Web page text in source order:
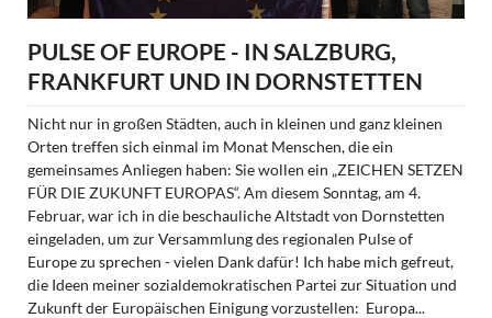
PULSE OF EUROPE - IN SALZBURG,
FRANKFURT UND IN DORNSTETTEN
Nicht nur in großen Städten, auch in kleinen und ganz kleinen
Orten treffen sich einmal im Monat Menschen, die ein
gemeinsames Anliegen haben: Sie wollen ein „ZEICHEN SETZEN
FÜR DIE ZUKUNFT EUROPAS“. Am diesem Sonntag, am 4.
Februar, war ich in die beschauliche Altstadt von Dornstetten
eingeladen, um zur Versammlung des regionalen Pulse of
Europe zu sprechen - vielen Dank dafür! Ich habe mich gefreut,
die Ideen meiner sozialdemokratischen Partei zur Situation und
Zukunft der Europäischen Einigung vorzustellen: Europa...